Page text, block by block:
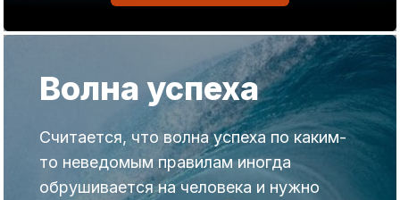
У него создается мнение, что если он
более активно начнет думать о том,
чтобы денег стало больше, то это
будет то, на что обращено его
Денег, должно в его жизни стать
больше, поскольку внимание
сконцентрировано на них.
Волна успеха
Считается, что волна успеха по каким-
то неведомым правилам иногда
обрушивается на человека и нужно